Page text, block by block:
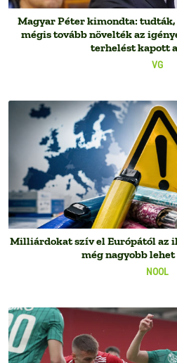
VG
Magyar Péter kimondta: tudták,
mégis tovább növelték az
terhelést kapott
NOOL
Milliárdokat szív el Európától az
még nagyobb lehet